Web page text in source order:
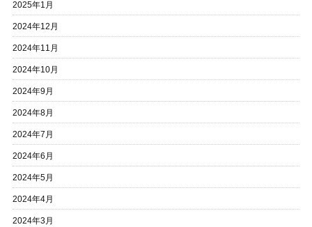
2025年1月
2024年12月
2024年11月
2024年10月
2024年9月
2024年8月
2024年7月
2024年6月
2024年5月
2024年4月
2024年3月